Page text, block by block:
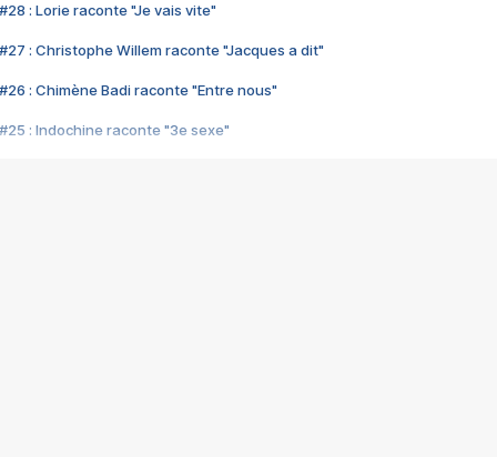
#28 : Lorie raconte "Je vais vite"
#27 : Christophe Willem raconte "Jacques a dit"
#26 : Chimène Badi raconte "Entre nous"
#25 : Indochine raconte "3e sexe"